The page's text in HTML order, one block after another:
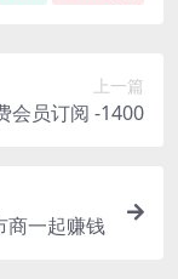
上一篇
会员订阅 -1400
商一起赚钱